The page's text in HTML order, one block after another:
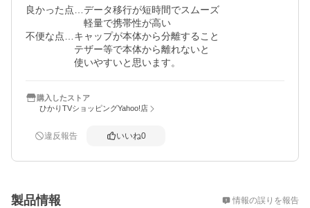
良かった点…データ移行が短時間でスムーズ
軽量で携帯性が高い
不便な点…キャップが本体から分離すること
テザー等で本体から離れないと
使いやすいと思います。
購入したストア
ひかりTVショッピングYahoo!店
違反報告 いいね0
製品情報 情報の誤りを報告